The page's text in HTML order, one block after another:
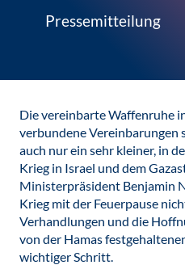
Pressemitteilung
Die vereinbarte Waffenruhe
verbundene Vereinbarungen
auch nur ein sehr kleiner, in
Krieg in Israel und dem
Ministerpräsident Benjamin
Krieg mit der Feuerpause
Verhandlungen und die
von der Hamas
wichtiger Schritt.